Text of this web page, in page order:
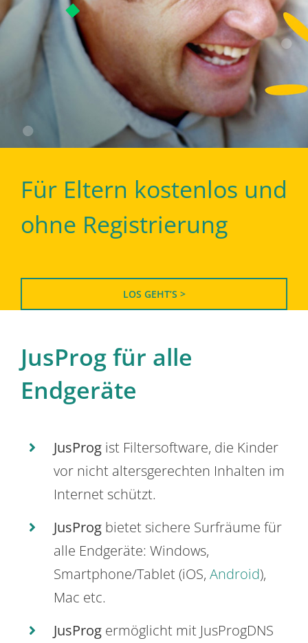
Für Eltern kostenlos und
ohne Registrierung
LOS GEHT’S >
JusProg für alle
Endgeräte
JusProg ist Filtersoftware, die Kinder
vor nicht altersgerechten Inhalten im
Internet schützt.
JusProg bietet sichere Surfräume für
alle Endgeräte: Windows,
Smartphone/Tablet (iOS, Android),
Mac etc.
JusProg ermöglicht mit JusProgDNS